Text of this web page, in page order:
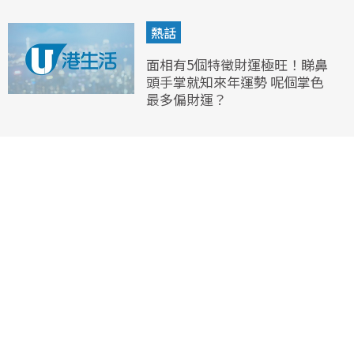
熱話
面相有5個特徵財運極旺！睇鼻
頭手掌就知來年運勢 呢個掌色
最多偏財運？